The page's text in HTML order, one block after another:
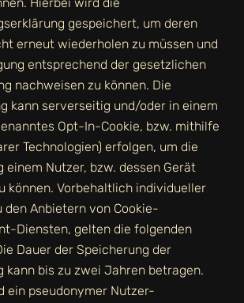
gespeichert, um deren
erneut wiederholen zu müssen und
entsprechend der gesetzlichen
nachweisen zu können. Die
kann serverseitig und/oder in einem
Opt-In-Cookie, bzw. mithilfe
Technologien) erfolgen, um die
einem Nutzer, bzw. dessen Gerät
können. Vorbehaltlich individueller
den Anbietern von Cookie-
Diensten, gelten die folgenden
Dauer der Speicherung der
kann bis zu zwei Jahren betragen.
ein pseudonymer Nutzer-